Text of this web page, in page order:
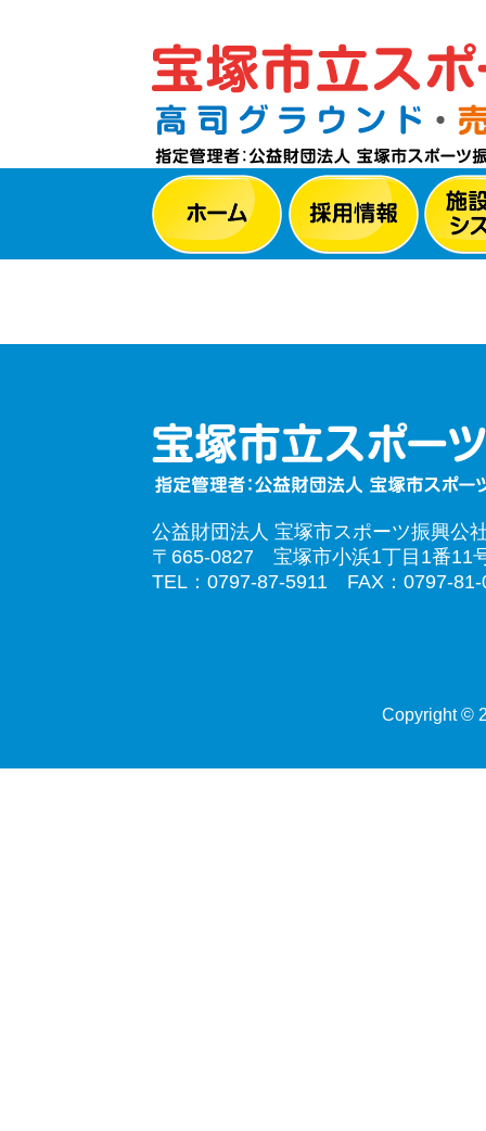
公益財団法人 宝塚市スポーツ振興公
〒665-0827 宝塚市小浜1丁目1番11
TEL：0797-87-5911 FAX：0797-81-
Copyright ©